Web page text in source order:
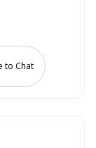
to Chat